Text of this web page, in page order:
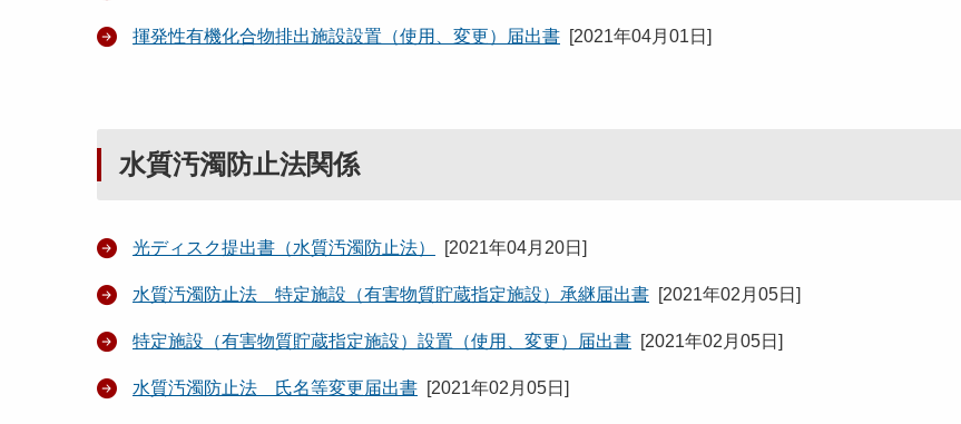
揮発性有機化合物排出施設設置（使用、変更）届出書 [2021年04月01日 ]
水質汚濁防止法関係
光ディスク提出書（水質汚濁防止法） [2021年04月20日 ]
水質汚濁防止法 特定施設（有害物質貯蔵指定施設）承継届出書 [2021年02月05日 ]
特定施設（有害物質貯蔵指定施設）設置（使用、変更）届出書 [2021年02月05日 ]
水質汚濁防止法 氏名等変更届出書 [2021年02月05日 ]